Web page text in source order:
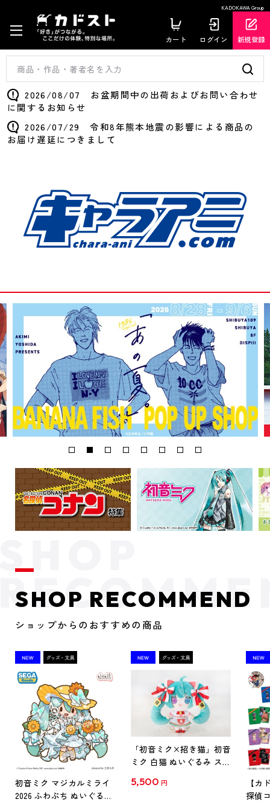
KADOKAWA Group
カート ログイン 新規登録
2026/08/07 お盆期間中の出荷およびお問い合わせ
に関するお知らせ
2026/07/29 令和8年熊本地震の影響による商品の
お届け遅延につきまして
SHOP RECOMMEND
ショップからのおすすめの商品
初音ミク マジカルミライ
2026 ふわぷち ぬいぐるみ
「初音ミク×招き猫」初音
ミク 白猫 ぬいぐるみ スタ
5,500 円
【カ
探偵